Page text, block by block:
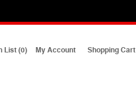
List (0) My Account Shopping Cart